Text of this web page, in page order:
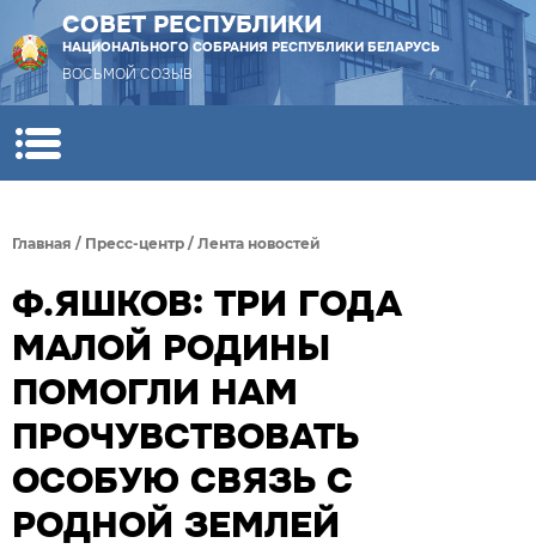
СОВЕТ РЕСПУБЛИКИ
НАЦИОНАЛЬНОГО СОБРАНИЯ РЕСПУБЛИКИ БЕЛАРУСЬ
ВОСЬМОЙ СОЗЫВ
Главная / Пресс-центр / Лента новостей
Ф.ЯШКОВ: ТРИ ГОДА
МАЛОЙ РОДИНЫ
ПОМОГЛИ НАМ
ПРОЧУВСТВОВАТЬ
ОСОБУЮ СВЯЗЬ С
РОДНОЙ ЗЕМЛЕЙ